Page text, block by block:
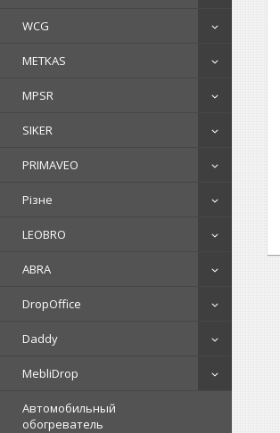
WCG
METKAS
MPSR
SIKER
PRIMAVEO
Різне
LEOBRO
ABRA
DropOffice
Daddy
MebliDrop
Автомобильный
обогреватель